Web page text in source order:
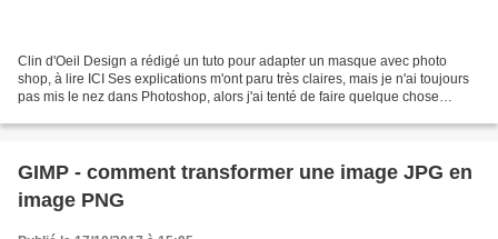
Clin d'Oeil Design a rédigé un tuto pour adapter un masque avec photo
shop, à lire ICI Ses explications m'ont paru très claires, mais je n'ai toujours
pas mis le nez dans Photoshop, alors j'ai tenté de faire quelque chose
GIMP - comment transformer une image JPG en
image PNG